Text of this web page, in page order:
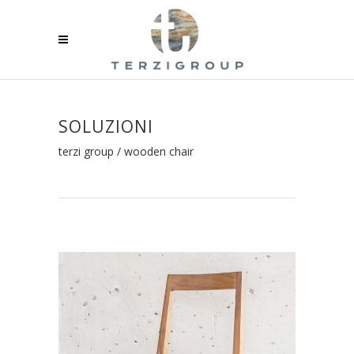
SOLUZIONI
terzi group / wooden chair